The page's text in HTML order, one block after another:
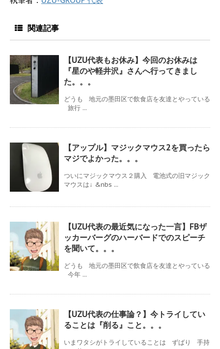
関連記事
【UZU代表もお休み】今回のお休みは
『星のや軽井沢』さんへ行ってきまし
た。。。
どうも 地元の墨田区で飲食店を友達とやっている
旅行 ...
【アップル】マジックマウス2を買ったら
マジでよかった。。。
ついにマジックマウス２購入 電池式の旧マジック
マウスは↓ &nbs ...
【UZU代表の最近気になった一言】FBザ
ッカーバーグのハーバードでのスピーチ
を聞いて。。。
どうも 地元の墨田区で飲食店を友達とやっている
今年 ...
【UZU代表の仕事論？】今トライしてい
ることは『削る』こと。。。
いまワタシがトライしていることは ずばり 手持